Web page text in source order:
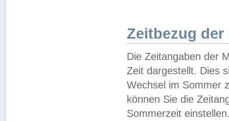
Zeitbezug der
Die Zeitangaben der
Zeit dargestellt. Dies
Wechsel im Sommer
können Sie die
Sommerzeit